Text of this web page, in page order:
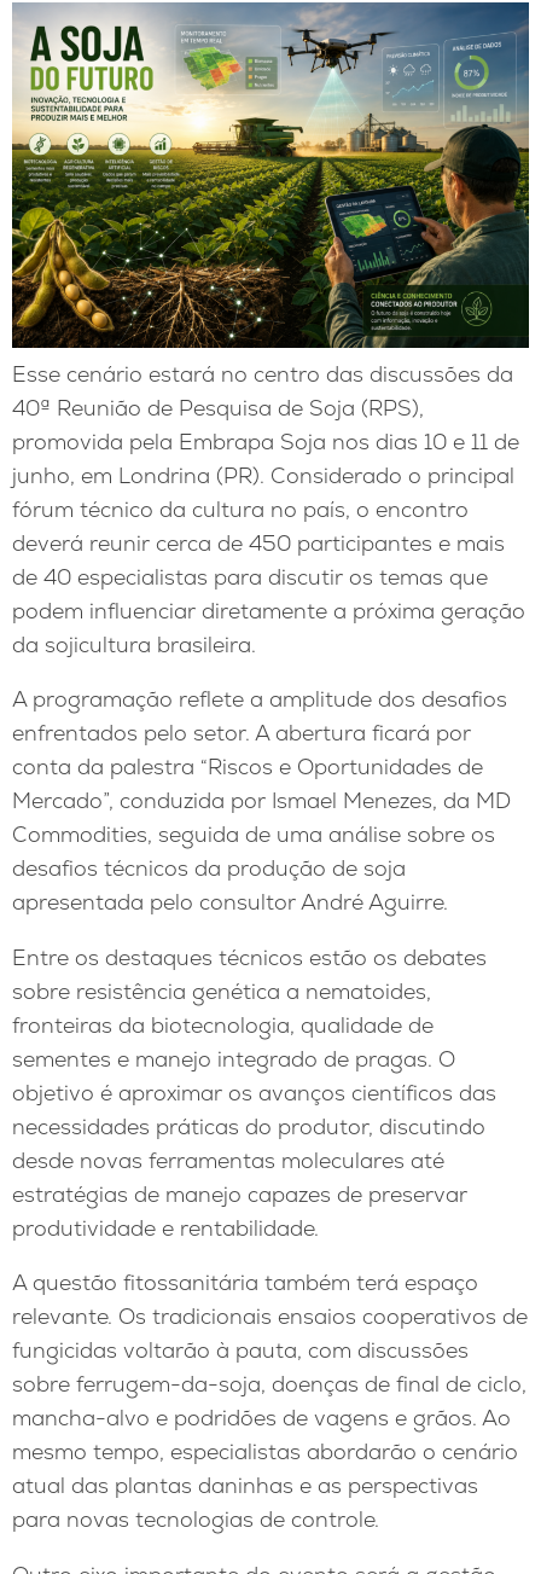
Esse cenário estará no centro das discussões da
40ª Reunião de Pesquisa de Soja (RPS),
promovida pela Embrapa Soja nos dias 10 e 11 de
junho, em Londrina (PR). Considerado o principal
fórum técnico da cultura no país, o encontro
deverá reunir cerca de 450 participantes e mais
de 40 especialistas para discutir os temas que
podem influenciar diretamente a próxima geração
da sojicultura brasileira.
A programação reflete a amplitude dos desafios
enfrentados pelo setor. A abertura ficará por
conta da palestra “Riscos e Oportunidades de
Mercado”, conduzida por Ismael Menezes, da MD
Commodities, seguida de uma análise sobre os
desafios técnicos da produção de soja
apresentada pelo consultor André Aguirre.
Entre os destaques técnicos estão os debates
sobre resistência genética a nematoides,
fronteiras da biotecnologia, qualidade de
sementes e manejo integrado de pragas. O
objetivo é aproximar os avanços científicos das
necessidades práticas do produtor, discutindo
desde novas ferramentas moleculares até
estratégias de manejo capazes de preservar
produtividade e rentabilidade.
A questão fitossanitária também terá espaço
relevante. Os tradicionais ensaios cooperativos de
fungicidas voltarão à pauta, com discussões
sobre ferrugem-da-soja, doenças de final de ciclo,
mancha-alvo e podridões de vagens e grãos. Ao
mesmo tempo, especialistas abordarão o cenário
atual das plantas daninhas e as perspectivas
para novas tecnologias de controle.